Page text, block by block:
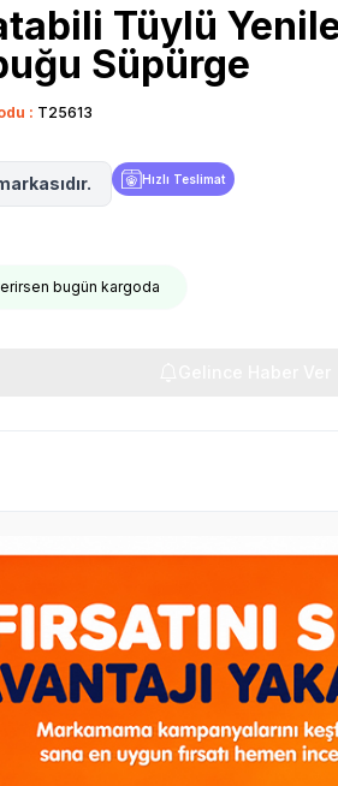
Tüylü
Süpürge
: T25613
Hızlı Teslimat
bugün kargoda